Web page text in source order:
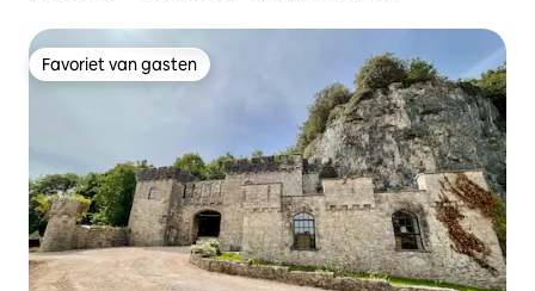
Favoriet van gasten
Favoriet van gasten